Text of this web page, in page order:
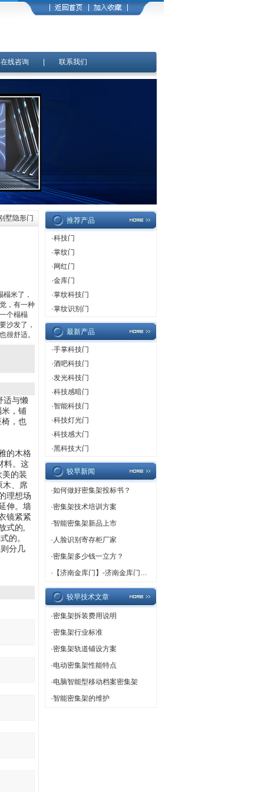
在线咨询 联系我们
墅隐形门
米了，
，有一种
个榻榻
沙发了，
很舒适。
适与懒
，铺
，也
的木格
料。这
的装
木、席
理想场
伸。墙
镜紧紧
式的,
的。
分几
推荐产品
·科技门
·掌纹门
· 网红门
·金库门
·掌纹科技门
·掌纹识别门
最新产品
·手掌科技门
·酒吧科技门
·发光科技门
·科技感暗门
·智能科技门
·科技灯光门
·科技感大门
·黑科技大门
较早新闻
·如何做好密集架投标书？
·密集架技术培训方案
·智能密集架新品上市
· 人脸识别寄存柜厂家
·密集架多少钱一立方？
· 【济南金库门】-济南金库门厂家,济南金库门定做
较早技术文章
·密集架拆装费用说明
·密集架行业标准
·密集架轨道铺设方案
·电动密集架性能特点
·电脑智能型移动档案密集架
·智能密集架的维护